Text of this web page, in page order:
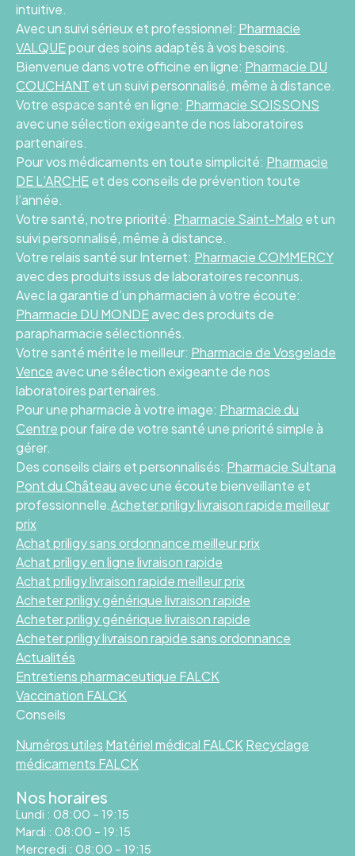
intuitive.
Avec un suivi sérieux et professionnel: Pharmacie
VALQUEpour des soins adaptés à vos besoins.
Bienvenue dans votre officine en ligne: Pharmacie DU
COUCHANT et un suivi personnalisé, même à distance.
Votre espace santé en ligne: Pharmacie SOISSONS
avec une sélection exigeante de nos laboratoires
partenaires.
Pour vos médicaments en toute simplicité: Pharmacie
DE L’ARCHEet des conseils de prévention toute
l’année.
Votre santé, notre priorité: Pharmacie Saint-Malo et un
suivi personnalisé, même à distance.
Votre relais santé sur Internet: Pharmacie COMMERCY
avec des produits issus de laboratoires reconnus.
Avec la garantie d’un pharmacien à votre écoute:
Pharmacie DU MONDEavec des produits de
parapharmacie sélectionnés.
Votre santé mérite le meilleur: Pharmacie de Vosgelade
Venceavec une sélection exigeante de nos
laboratoires partenaires.
Pour une pharmacie à votre image: Pharmacie du
Centrepour faire de votre santé une priorité simple à
gérer.
Des conseils clairs et personnalisés: Pharmacie Sultana
Pont du Châteauavec une écoute bienveillante et
professionnelle.Acheter priligy livraison rapide meilleur
prix
Achat priligy sans ordonnance meilleur prix
Achat priligy en ligne livraison rapide
Achat priligy livraison rapide meilleur prix
Acheter priligy générique livraison rapide
Acheter priligy générique livraison rapide
Acheter priligy livraison rapide sans ordonnance
Actualités
Entretiens pharmaceutique FALCK
Vaccination FALCK
Conseils
Numéros utiles Matériel médical FALCKRecyclage
médicaments FALCK
Nos horaires
Lundi : 08:00 – 19:15
Mardi : 08:00 – 19:15
Mercredi : 08:00 – 19:15